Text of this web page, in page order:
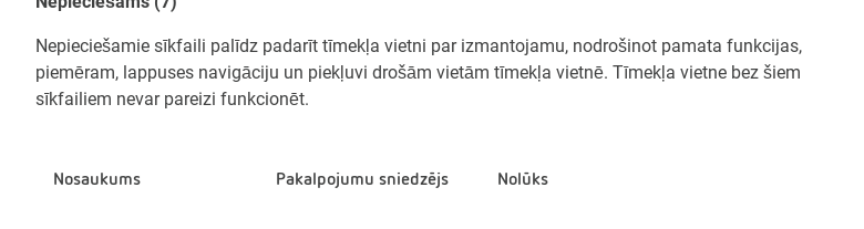
Nepieciešamie sīkfaili palīdz padarīt tīmekļa vietni par izmantojamu, nodrošinot pamata funkcijas,
piemēram, lappuses navigāciju un piekļuvi drošām vietām tīmekļa vietnē. Tīmekļa vietne bez šiem
sīkfailiem nevar pareizi funkcionēt.
Nosaukums Pakalpojumu sniedzējs Nolūks